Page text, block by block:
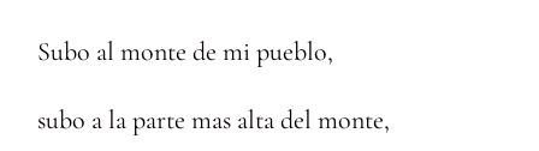
Subo al monte de mi pueblo,
subo a la parte mas alta del monte,